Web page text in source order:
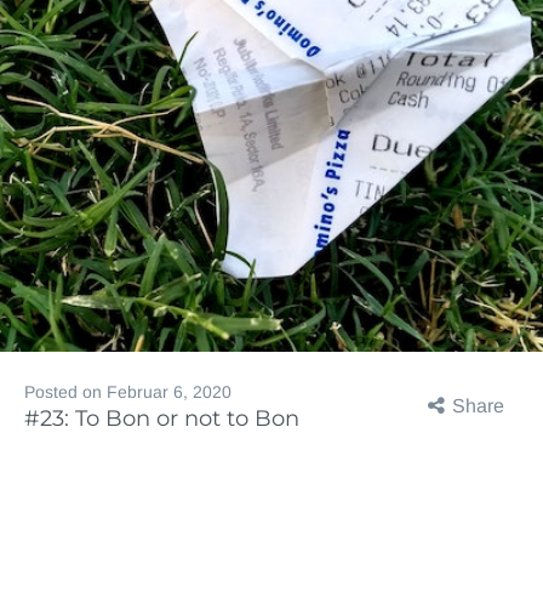
Share
Posted on Februar 6, 2020
#23: To Bon or not to Bon